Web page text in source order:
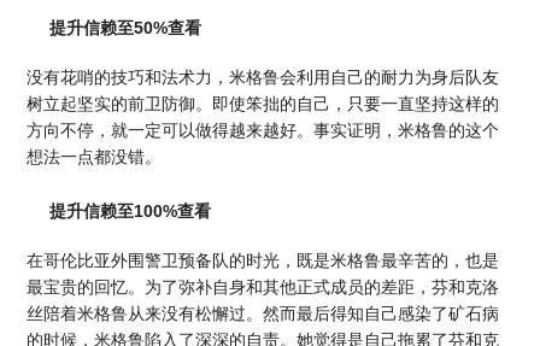
提升信赖至50%查看
没有花哨的技巧和法术力，米格鲁会利用自己的耐力为身后队友
树立起坚实的前卫防御。即使笨拙的自己，只要一直坚持这样的
方向不停，就一定可以做得越来越好。事实证明，米格鲁的这个
想法一点都没错。
提升信赖至100%查看
在哥伦比亚外围警卫预备队的时光，既是米格鲁最辛苦的，也是
最宝贵的回忆。为了弥补自身和其他正式成员的差距，芬和克洛
丝陪着米格鲁从来没有松懈过。然而最后得知自己感染了矿石病
的时候，米格鲁陷入了深深的自责。她觉得是自己拖累了芬和克